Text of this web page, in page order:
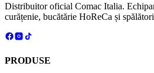
Distribuitor oficial Comac Italia.
curățenie, bucătărie HoReCa și
PRODUSE